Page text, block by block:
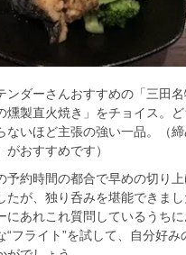
ンダーさんおすすめの「三田
燻製直火焼き」をチョイス。
ないほど主張の強い一品。（
がおすすめです）
予約時間の都合で早めの切り上
たが、独り呑みを堪能できま
にあれこれ質問しているうちに
“フライト”を試して、自分好み